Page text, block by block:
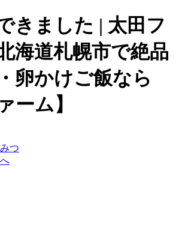
きました | 太田フ
海道札幌市で絶品
卵かけご飯なら
ーム】
つ